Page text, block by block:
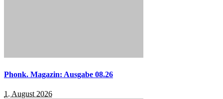
Phonk. Magazin: Ausgabe 08.26
1. August 2026